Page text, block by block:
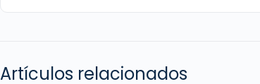
Artículos relacionados